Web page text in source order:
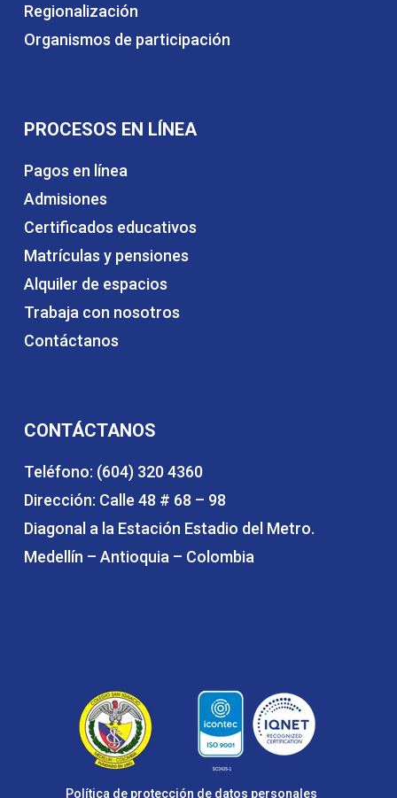
Regionalización
Organismos de participación
PROCESOS EN LÍNEA
Pagos en línea
Admisiones
Certificados educativos
Matrículas y pensiones
Alquiler de espacios
Trabaja con nosotros
Contáctanos
CONTÁCTANOS
Teléfono: (604) 320 4360
Dirección: Calle 48 # 68 – 98
Diagonal a la Estación Estadio del Metro.
Medellín – Antioquia – Colombia
Política de protección de datos personales